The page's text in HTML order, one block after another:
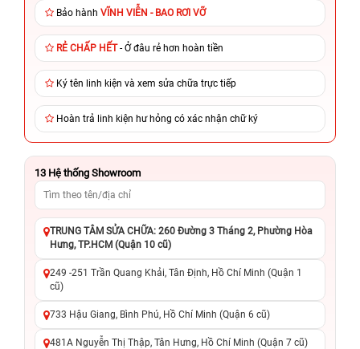
Bảo hành VĨNH VIỄN - BAO RƠI VỠ
RẺ CHẤP HẾT- Ở đâu rẻ hơn hoàn tiền
Ký tên linh kiện và xem sửa chữa trực tiếp
Hoàn trả linh kiện hư hỏng có xác nhận chữ ký
13 Hệ thống Showroom
TRUNG TÂM SỬA CHỮA: 260 Đường 3 Tháng 2, Phường Hòa
Hưng, TP.HCM (Quận 10 cũ)
249 -251 Trần Quang Khải, Tân Định, Hồ Chí Minh (Quận 1
cũ)
733 Hậu Giang, Bình Phú, Hồ Chí Minh (Quận 6 cũ)
481A Nguyễn Thị Thập, Tân Hưng, Hồ Chí Minh (Quận 7 cũ)